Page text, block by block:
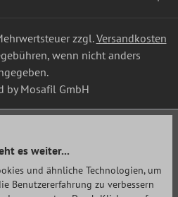
zzgl.Versandkosten
wenn nicht anders
by Mosafil GmbH
es weiter...
und ähnliche Technologien, um
Benutzererfahrung zu verbessern